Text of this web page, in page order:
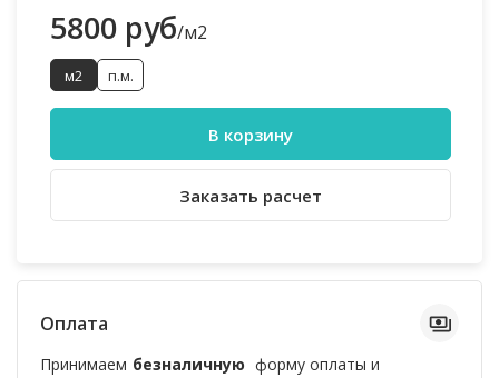
5800 руб/м2
м2 п.м.
В корзину
Заказать расчет
Оплата
Принимаем безналичную форму оплаты и